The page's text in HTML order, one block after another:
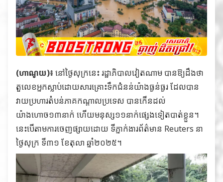
(ហាណូយ)៖ នៅថ្ងៃសុក្រនេះ រដ្ឋាភិបាលវៀតណាម បានឱ្យដឹងថា
តួលេខអ្នកស្លាប់ដោយសារគ្រោះទឹកជំនន់យ៉ាងធ្ងន់ធ្ងរ ដែលបាន
វាយប្រហារតំបន់ភាគកណ្តាលប្រទេស បានកើនដល់
យ៉ាងហោច១៣នាក់ ហើយមនុស្ស១១នាក់ផ្សេងទៀតបាត់ខ្លួន។
នេះបើតាមការចេញផ្សាយដោយ ទីភ្នាក់ងារព័ត៌មាន Reuters នា
ថ្ងៃសុក្រ ទី៣១ ខែតុលា ឆ្នាំ២០២៥។